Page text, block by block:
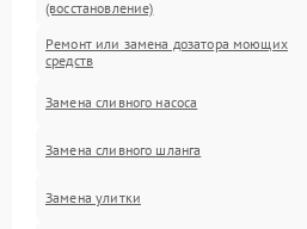
(восстановление)
Ремонт или замена дозатора моющих
средств
Замена сливного насоса
Замена сливного шланга
Замена улитки